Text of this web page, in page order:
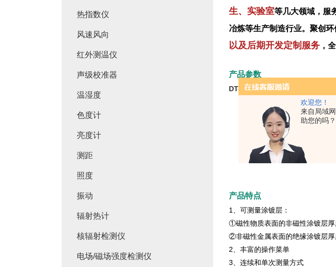
欢迎您！
来自局域
助您的吗？
生、实验室等几大领域，服
冶炼等生产制造行业。聚创
以及后期开发定制服务 ，
产品参数
DT-156 涂镀层测厚仪点击了解更多
产品特点
1、可测量涂镀层：
①磁性物质表面的非磁性涂镀层
②非磁性金属表面的绝缘涂镀层
2、丰富的操作菜单
3、连续和单次测量方式
热指数仪
风速风向
红外测温仪
声级校准器
温湿度
色度计
亮度计
测距
照度
振动
辐射热计
核辐射检测仪
电场/磁场强度检测仪